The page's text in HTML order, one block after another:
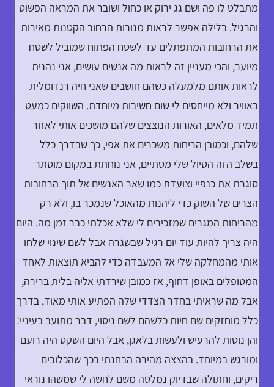
מתבלט לו פה ושם גג ירוק או כחול ושובר את המראה הפשוט
והרגיל. בלילה אפשר לראות מנורות הרחוב הקטנות מאירות
את הרחובות המתפתלים עד לשטח הפתוח שמוביל לשטח
מיוער, והכי מעניין זה לראות מה אנשים עושים, אני נהנית
לראות אותם מלמעלה כשהם חושבים שאני חיה רנדומלית
באוויר ולא מייחסים לי שום חשיבות מיוחדת. השווקים כמעט
תמיד מלאים, האורות הנוצצים שלהם מושכים אותי לאזור
שלהם, וכמובן הריחות משכרים את אפי, כך שבדרך כלל
בשלב הזה הטיול שלי מסתיים, אני נוחתת במקום מוסתר
סוגרת את כנפיי וצועדת כמו שאר האנשים אל תוך הרחובות
הצרים של השוק כדי ליהנות מהאוכל שנמכר בו, ולא רק
מהריחות המגרים שמזכירים לי שלא אכלתי כבר זמן מה. היום
היה צריך להיות עוד יום רגיל שבשגרה אבל לשם שינוי שלחו
אותי מהמחלקה שלי אל המעבדה כדי להביא תוצאות לאחד
המטופלים באופן דחוף, אז כמובן שירדתי אליה בלית ברירה,
אבל מה שראיתי בחדר הצדדי שלה הפתיע אותי מאוד, בדרך
כלל מוחזקים שם חיות כלשהם לשם ניסוי, דבר מתועב בעיניי!
והן נוטות להרעיש ולעשות בלאגן, אבל היום השקט היה רועם
ומורגש במיוחד. בהצצה מהירה הבחנתי בכך שהכלובים
ריקים, וחתולה שבדיוק נמלטה משם לחשה לי שמשהו נוראי